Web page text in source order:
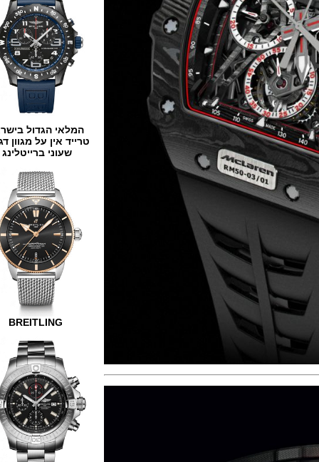
המלאי הגדול בישראל
טרייד אין על מגוון דגמים
שעוני ברייטלינג
BREITLING